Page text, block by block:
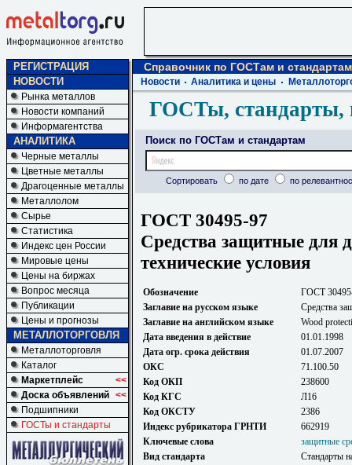
РЕГИСТРАЦИЯ
НОВОСТИ
Рынка металлов
Новости компаний
Информагентства
АНАЛИТИКА
Черные металлы
Цветные металлы
Драгоценные металлы
Металлолом
Сырье
Статистика
Индекс цен России
Мировые цены
Цены на биржах
Вопрос месяца
Публикации
Цены и прогнозы
МЕТАЛЛОТОРГОВЛЯ
Металлоторговля
Каталог
Маркетплейс
<<
Доска объявлений <<
Подшипники
ГОСТы и стандарты
Справочник по ГОСТам и стандартам
Новости Аналитика и цены
ГОСТы, стандарты,
Поиск по ГОСТам и стандартам
Сортировать по дате по
ГОСТ 30495-97
Средства защитные для
технические условия
Обозначение
ГОСТ
Заглавие на русском языке
Средства
Заглавие на английском языке
Wood
Дата введения в действие
01.01.1998
Дата огр. срока действия
01.07.2007
ОКС
71.100.50
Код ОКП
238600
Код КГС
Л16
Код ОКСТУ
2386
Индекс рубрикатора ГРНТИ
662919
Ключевые слова
защитные
Вид стандарта
Стандарты